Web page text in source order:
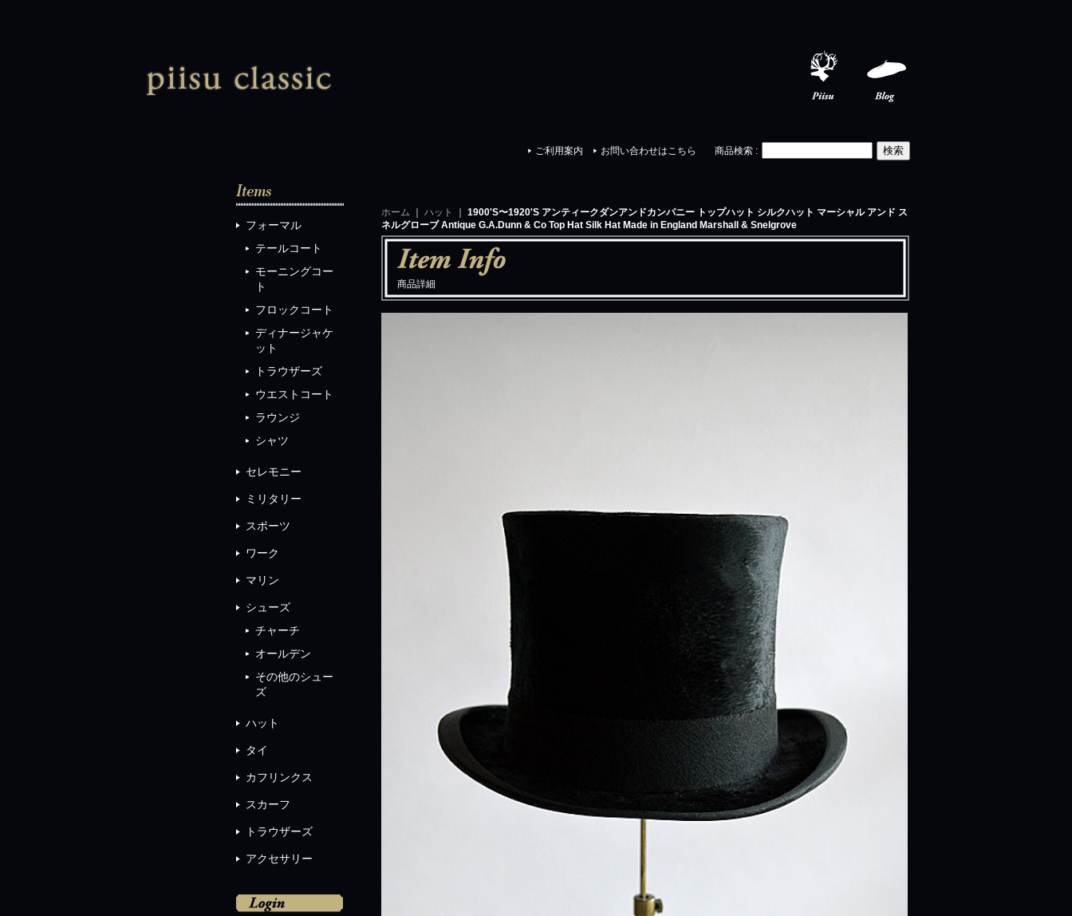
ご利用案内 お問い合わせはこちら 商品検索 :
フォーマル
テールコート
モーニングコー
ト
フロックコート
ディナージャケ
ット
トラウザーズ
ウエストコート
ラウンジ
シャツ
セレモニー
ミリタリー
スポーツ
ワーク
マリン
シューズ
チャーチ
オールデン
その他のシュー
ズ
ハット
タイ
カフリンクス
スカーフ
トラウザーズ
アクセサリー
ホーム ハット
1900'S〜1920'S アンティークダンアンドカンパニー トップハット シルクハット マーシャル アンド ス
ネルグローブ Antique G.A.Dunn & Co Top Hat Silk Hat Made in England Marshall & Snelgrove
商品詳細